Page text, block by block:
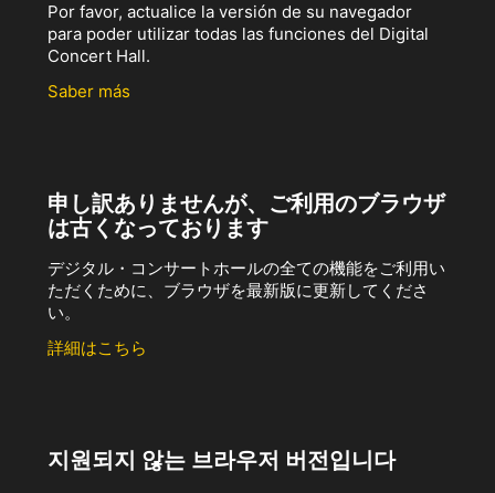
Por favor, actualice la versión de su navegador
para poder utilizar todas las funciones del Digital
Concert Hall.
Saber más
申し訳ありませんが、ご利用のブラウザ
は古くなっております
デジタル・コンサートホールの全ての機能をご利用い
ただくために、ブラウザを最新版に更新してくださ
い。
詳細はこちら
지원되지 않는 브라우저 버전입니다